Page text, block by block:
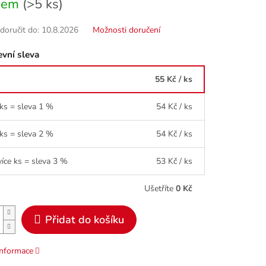
(>5 ks)
do: 10.8.2026 Možnosti doručení
sleva
55 Kč / ks
= sleva 1 % 54 Kč / ks
= sleva 2 % 54 Kč / ks
ks = sleva 3 % 53 Kč / ks
Ušetříte 0 Kč
Přidat do košíku